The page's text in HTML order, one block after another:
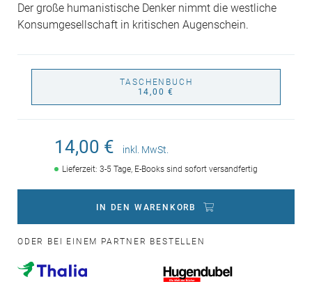
Der große humanistische Denker nimmt die westliche
Konsumgesellschaft in kritischen Augenschein.
TASCHENBUCH
14,00 €
14,00 € inkl. MwSt.
Lieferzeit: 3-5 Tage, E-Books sind sofort versandfertig
IN DEN WARENKORB
ODER BEI EINEM PARTNER BESTELLEN